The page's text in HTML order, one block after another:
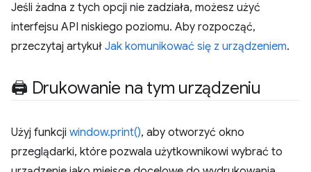
Jeśli żadna z tych opcji nie zadziała, możesz użyć
interfejsu API niskiego poziomu. Aby rozpocząć,
przeczytaj artykuł Jak komunikować się z urządzeniem.
🖨 Drukowanie na tym urządzeniu
Użyj funkcji window.print(), aby otworzyć okno
przeglądarki, które pozwala użytkownikowi wybrać to